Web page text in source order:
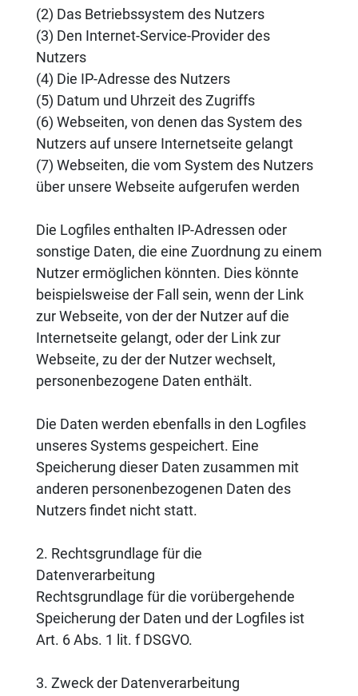
(2) Das Betriebssystem des Nutzers
(3) Den Internet-Service-Provider des
Nutzers
(4) Die IP-Adresse des Nutzers
(5) Datum und Uhrzeit des Zugriffs
(6) Webseiten, von denen das System des
Nutzers auf unsere Internetseite gelangt
(7) Webseiten, die vom System des Nutzers
über unsere Webseite aufgerufen werden
Die Logfiles enthalten IP-Adressen oder
sonstige Daten, die eine Zuordnung zu einem
Nutzer ermöglichen könnten. Dies könnte
beispielsweise der Fall sein, wenn der Link
zur Webseite, von der der Nutzer auf die
Internetseite gelangt, oder der Link zur
Webseite, zu der der Nutzer wechselt,
personenbezogene Daten enthält.
Die Daten werden ebenfalls in den Logfiles
unseres Systems gespeichert. Eine
Speicherung dieser Daten zusammen mit
anderen personenbezogenen Daten des
Nutzers findet nicht statt.
2. Rechtsgrundlage für die
Datenverarbeitung
Rechtsgrundlage für die vorübergehende
Speicherung der Daten und der Logfiles ist
Art. 6 Abs. 1 lit. f DSGVO.
3. Zweck der Datenverarbeitung